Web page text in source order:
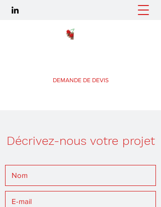
DEMANDE DE DEVIS
Décrivez-nous votre projet